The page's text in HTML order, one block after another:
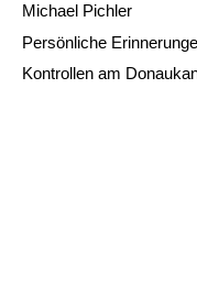
Michael Pichler
Persönliche
Kontrollen am